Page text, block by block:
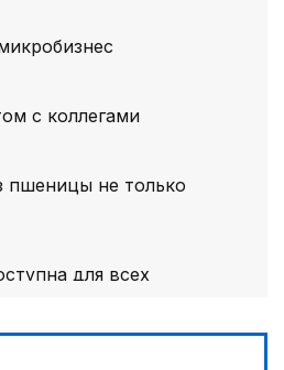
с коллегами
пшеницы не только
для всех